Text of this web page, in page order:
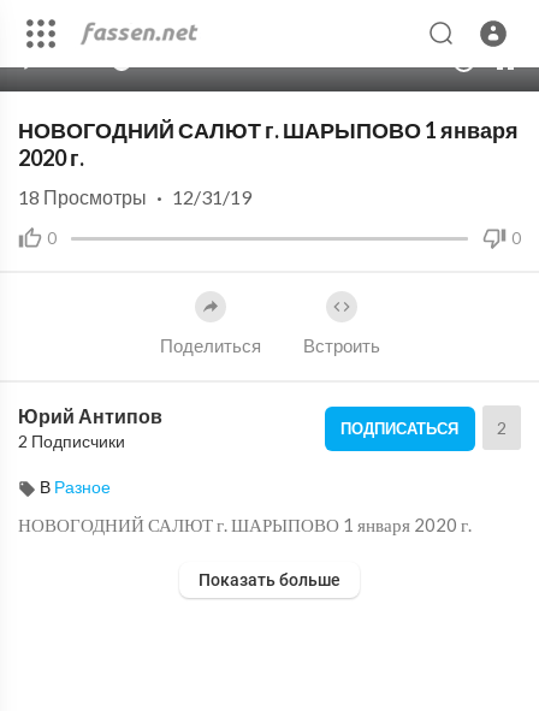
НОВОГОДНИЙ САЛЮТ г. ШАРЫПОВО 1 января
2020 г.
0 0
18 Просмотры · 12/31/19
Поделиться Встроить
Юрий Антипов
2 Подписчики
ПОДПИСАТЬСЯ 2
В Разное
НОВОГОДНИЙ САЛЮТ г. ШАРЫПОВО 1 января 2020 г.
Показать больше